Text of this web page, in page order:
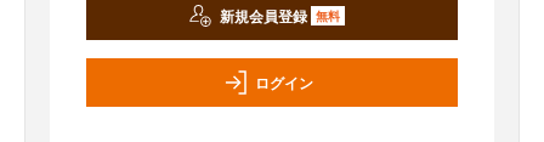
新規会員登録 無料
ログイン